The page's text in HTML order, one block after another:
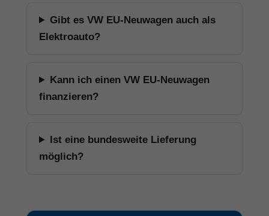
Gibt es VW EU-Neuwagen auch als
Elektroauto?
Kann ich einen VW EU-Neuwagen
finanzieren?
Ist eine bundesweite Lieferung
möglich?